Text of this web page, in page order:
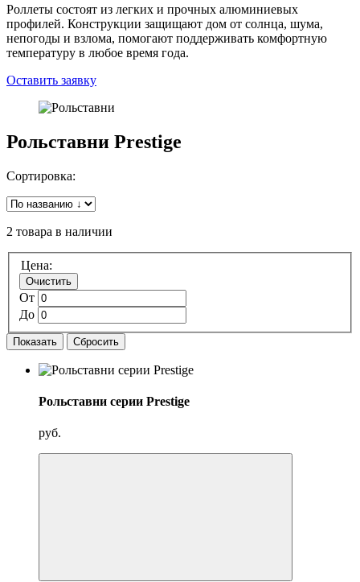
Роллеты состоят из легких и прочных алюминиевых
профилей. Конструкции защищают дом от солнца, шума,
непогоды и взлома, помогают поддерживать комфортную
температуру в любое время года.
Оставить заявку
Рольставни Prestige
Сортировка:
2 товара в наличии
Цена:
Очистить
От
До
Показать Сбросить
Рольставни серии Prestige
руб.